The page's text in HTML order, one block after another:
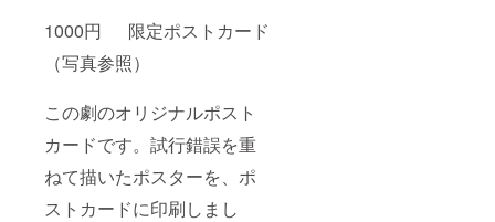
1000円 限定ポストカード
（写真参照）
この劇のオリジナルポスト
カードです。試行錯誤を重
ねて描いたポスターを、ポ
ストカードに印刷しまし